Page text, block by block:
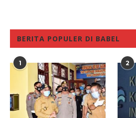
BERITA POPULER DI BABEL
1 2